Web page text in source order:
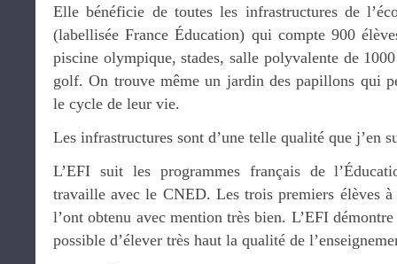
Elle bénéficie de toutes les infrastructures de
(labellisée France Éducation) qui compte 900
piscine olympique, stades, salle polyvalente de
golf. On trouve même un jardin des papillons qui
le cycle de leur vie.
Les infrastructures sont d’une telle qualité que j’en
L’EFI suit les programmes français de
travaille avec le CNED. Les trois premiers élèves à
l’ont obtenu avec mention très bien. L’EFI
possible d’élever très haut la qualité de